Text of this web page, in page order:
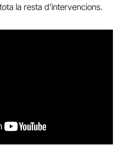
la resta d’intervencions.